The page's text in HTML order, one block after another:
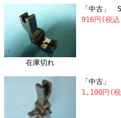
在庫切れ
「中古
916円(税
「中古」
1,100円(